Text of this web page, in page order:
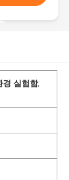
경 실험함,